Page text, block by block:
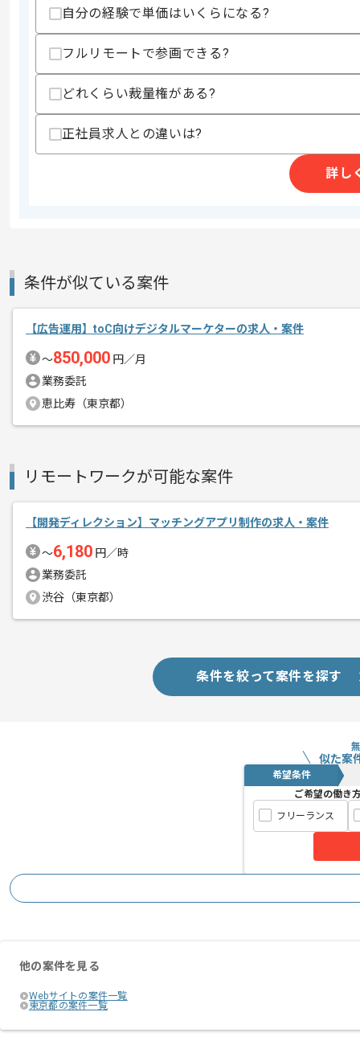
・広告運用の経験（SNS、Web広告）
・SNS施策に関する企画／運営
・HTMLコーディング経験
・映像編集／制作の経験
上記に似た経験やスキルをお持ちであれば
支払いサイト
その他募集要項
エージェントからのコ
「まちづくり」をしている企業です。
フルリモートでの作業を想定しています
自分の経験で単価はいくらになる?
フルリモートで参画できる?
どれくらい裁量権がある?
正社員求人との違いは?
詳し
条件が似ている案件
【広告運用】toC向けデジタルマーケターの求人・案件
〜850,000 円／月
業務委託
恵比寿（東京都）
リモートワークが可能な案件
【開発ディレクション】マッチングアプリ制作の求人・案件
〜6,180 円／時
業務委託
渋谷（東京都）
条件を絞って案件を探す
似た案
希望条件
ご希望の働き
フリーランス
他の案件を見る
Webサイトの案件一覧
東京都の案件一覧